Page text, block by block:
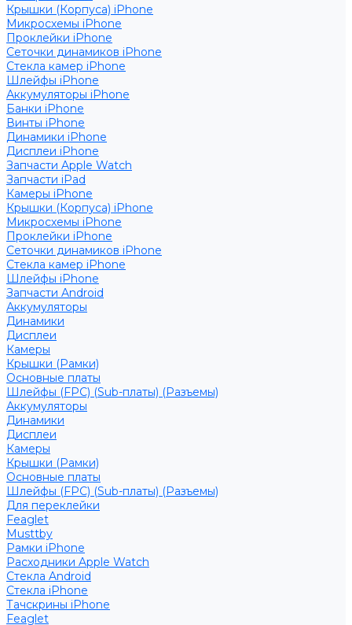
Крышки (Корпуса) iPhone
Микросхемы iPhone
Проклейки iPhone
Сеточки динамиков iPhone
Стекла камер iPhone
Шлейфы iPhone
Аккумуляторы iPhone
Банки iPhone
Винты iPhone
Динамики iPhone
Дисплеи iPhone
Запчасти Apple Watch
Запчасти iPad
Камеры iPhone
Крышки (Корпуса) iPhone
Микросхемы iPhone
Проклейки iPhone
Сеточки динамиков iPhone
Стекла камер iPhone
Шлейфы iPhone
Запчасти Android
Аккумуляторы
Динамики
Дисплеи
Камеры
Крышки (Рамки)
Основные платы
Шлейфы (FPC) (Sub-платы) (Разъемы)
Аккумуляторы
Динамики
Дисплеи
Камеры
Крышки (Рамки)
Основные платы
Шлейфы (FPC) (Sub-платы) (Разъемы)
Для переклейки
Feaglet
Musttby
Рамки iPhone
Расходники Apple Watch
Стекла Android
Стекла iPhone
Тачскрины iPhone
Feaglet